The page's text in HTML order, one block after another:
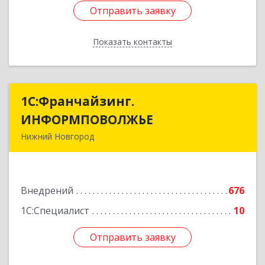
Отправить заявку
Показать контакты
Отправить заявку
Назад
1С:Франчайзинг.
ИНФОРМПОВОЛЖЬЕ
Нижний Новгород
Внедрений
676
1С:Специалист
10
Отправить заявку
1С:Франчайзинг.
ИНФОРМПОВОЛЖЬЕ
Подробнее
Отправить заявку